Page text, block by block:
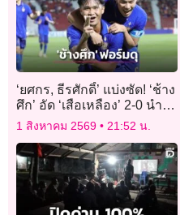
‘ยศกร, ธีรศักดิ์’ แบ่งซัด! ‘ช้าง
ศึก’ อัด ‘เสือเหลือง’ 2-0 นำจ่า
ฝูง ยังไม่เสียประตู
1 สิงหาคม 2569 21:52 น.